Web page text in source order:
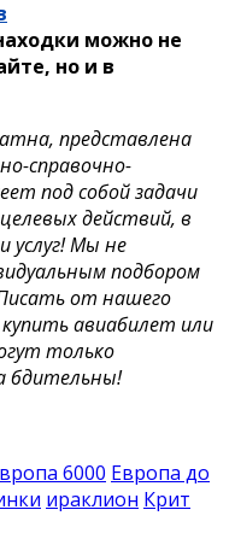
можно не
но и в
представлена
справочно-
под собой задачи
действий, в
услуг! Мы не
подбором
от нашего
авиабилет или
только
бдительны!
6000 Европа до
ираклион Крит